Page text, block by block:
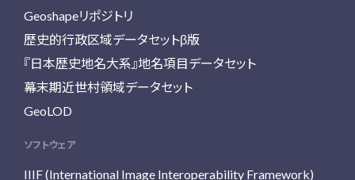
Geoshapeリポジトリ
歴史的行政区域データセットβ版
『日本歴史地名大系』地名項目データセット
幕末期近世村領域データセット
GeoLOD
ソフトウェア
IIIF (International Image Interoperability Framework)